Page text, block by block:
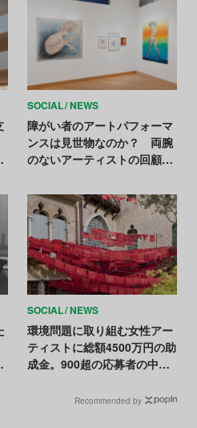
SOCIAL NEWS
障がい者のアートパフォーマ
ンスは見世物なのか？ 両腕
のないアーティストの回顧展
SOCIAL NEWS
環境問題に取り組む女性アー
ティストに総額4500万円の助
成金。900超の応募者の中か
Recommended by